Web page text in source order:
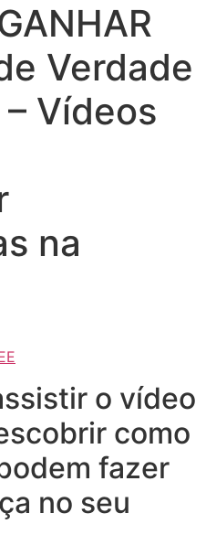
Verdade
Vídeos
na
o vídeo
como
fazer
no seu